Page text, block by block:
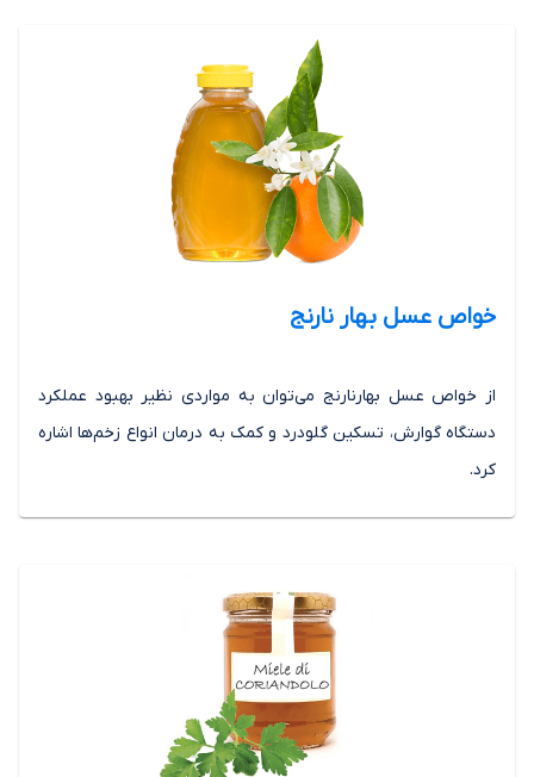
خواص عسل بهار نارنج
از خواص عسل بهارنارنج می‌توان به مواردی نظیر بهبود عملکرد
دستگاه گوارش، تسکین گلودرد و کمک به درمان انواع زخم‌ها اشاره
کرد.